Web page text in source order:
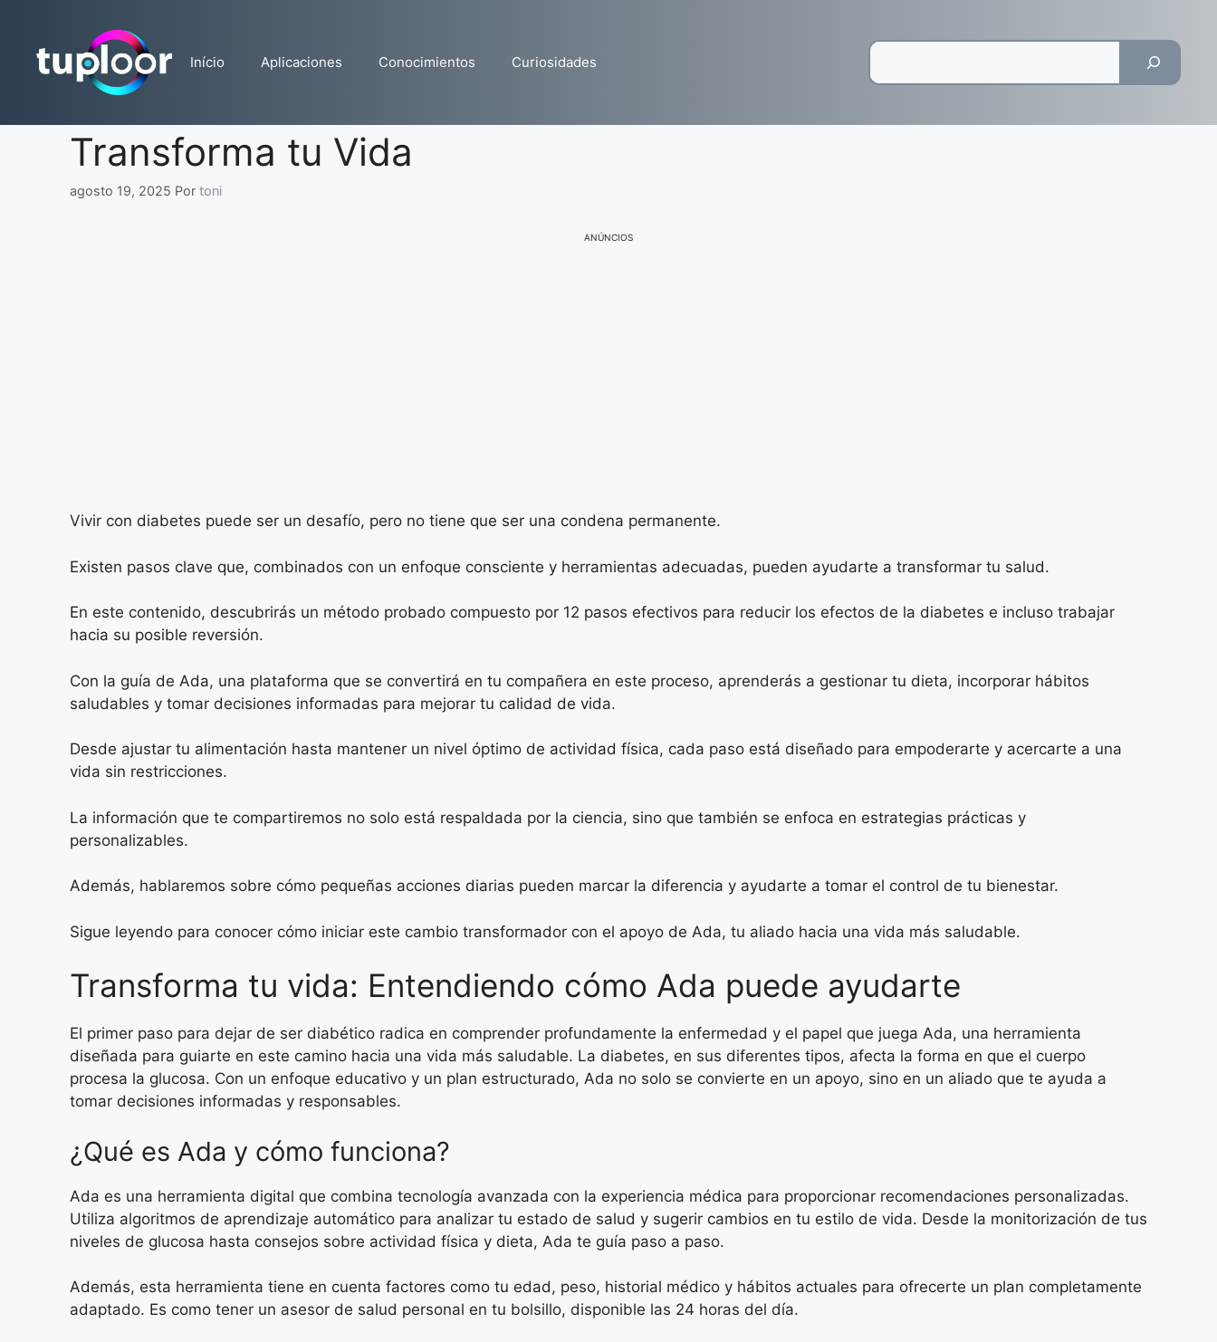
conteúdo
Início Aplicaciones Conocimientos Curiosidades
Transforma tu Vida
agosto 19, 2025 Por toni
ANÚNCIOS
Vivir con diabetes puede ser un desafío, pero no tiene que ser una condena permanente.
Existen pasos clave que, combinados con un enfoque consciente y herramientas adecuadas, pueden ayudarte a transformar tu salud.
En este contenido, descubrirás un método probado compuesto por 12 pasos efectivos para reducir los efectos de la diabetes e incluso trabajar
hacia su posible reversión.
Con la guía de Ada, una plataforma que se convertirá en tu compañera en este proceso, aprenderás a gestionar tu dieta, incorporar hábitos
saludables y tomar decisiones informadas para mejorar tu calidad de vida.
Desde ajustar tu alimentación hasta mantener un nivel óptimo de actividad física, cada paso está diseñado para empoderarte y acercarte a una
vida sin restricciones.
La información que te compartiremos no solo está respaldada por la ciencia, sino que también se enfoca en estrategias prácticas y
personalizables.
Además, hablaremos sobre cómo pequeñas acciones diarias pueden marcar la diferencia y ayudarte a tomar el control de tu bienestar.
Sigue leyendo para conocer cómo iniciar este cambio transformador con el apoyo de Ada, tu aliado hacia una vida más saludable.
Transforma tu vida: Entendiendo cómo Ada puede ayudarte
El primer paso para dejar de ser diabético radica en comprender profundamente la enfermedad y el papel que juega Ada, una herramienta
diseñada para guiarte en este camino hacia una vida más saludable. La diabetes, en sus diferentes tipos, afecta la forma en que el cuerpo
procesa la glucosa. Con un enfoque educativo y un plan estructurado, Ada no solo se convierte en un apoyo, sino en un aliado que te ayuda a
tomar decisiones informadas y responsables.
¿Qué es Ada y cómo funciona?
Ada es una herramienta digital que combina tecnología avanzada con la experiencia médica para proporcionar recomendaciones personalizadas.
Utiliza algoritmos de aprendizaje automático para analizar tu estado de salud y sugerir cambios en tu estilo de vida. Desde la monitorización de tus
niveles de glucosa hasta consejos sobre actividad física y dieta, Ada te guía paso a paso.
Además, esta herramienta tiene en cuenta factores como tu edad, peso, historial médico y hábitos actuales para ofrecerte un plan completamente
adaptado. Es como tener un asesor de salud personal en tu bolsillo, disponible las 24 horas del día.